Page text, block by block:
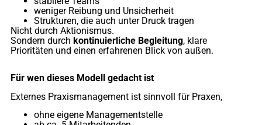
weniger Reibung und Unsicherheit
Strukturen, die auch unter Druck tragen
Nicht durch Aktionismus.
Sondern durch kontinuierliche Begleitung, klare
Prioritäten und einen erfahrenen Blick von außen.
Für wen dieses Modell gedacht ist
Externes Praxismanagement ist sinnvoll für Praxen,
ohne eigene Managementstelle